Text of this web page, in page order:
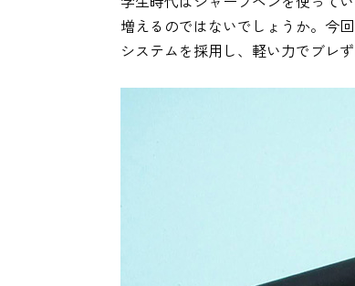
増えるのではないでしょうか。今
システムを採用し、軽い力でブレ